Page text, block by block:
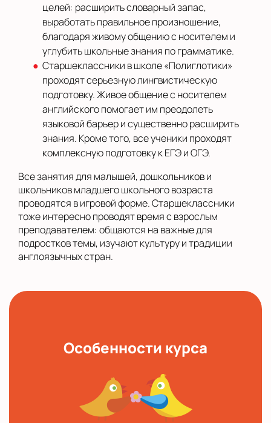
целей: расширить словарный запас,
выработать правильное произношение,
благодаря живому общению с носителем и
углубить школьные знания по грамматике.
Старшеклассники в школе «Полиглотики»
проходят серьезную лингвистическую
подготовку. Живое общение с носителем
английского помогает им преодолеть
языковой барьер и существенно расширить
знания. Кроме того, все ученики проходят
комплексную подготовку к ЕГЭ и ОГЭ.
Все занятия для малышей, дошкольников и
школьников младшего школьного возраста
проводятся в игровой форме. Старшеклассники
тоже интересно проводят время с взрослым
преподавателем: общаются на важные для
подростков темы, изучают культуру и традиции
англоязычных стран.
Особенности курса